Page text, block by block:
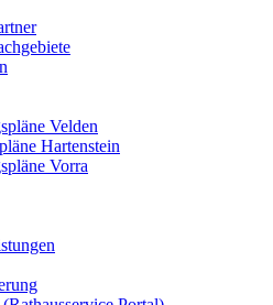
Velden
Hartenstein
Vorra